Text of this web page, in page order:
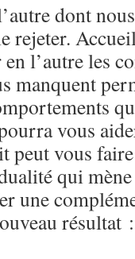
dont
rejeter.
l’autre les
manquent
vous
peut vous
qui
une